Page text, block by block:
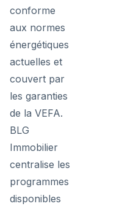
conforme
aux normes
énergétiques
actuelles et
couvert par
les garanties
de la VEFA.
BLG
Immobilier
centralise les
programmes
disponibles